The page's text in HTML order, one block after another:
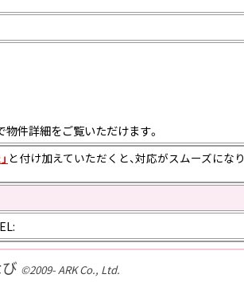
件詳細をご覧いただけます。
と付け加えていただくと、対応がスムーズになり
©2009- ARK Co., Ltd.